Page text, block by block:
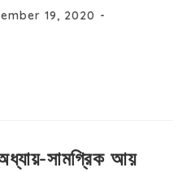
19, 2020
সামগ্রিক আয়